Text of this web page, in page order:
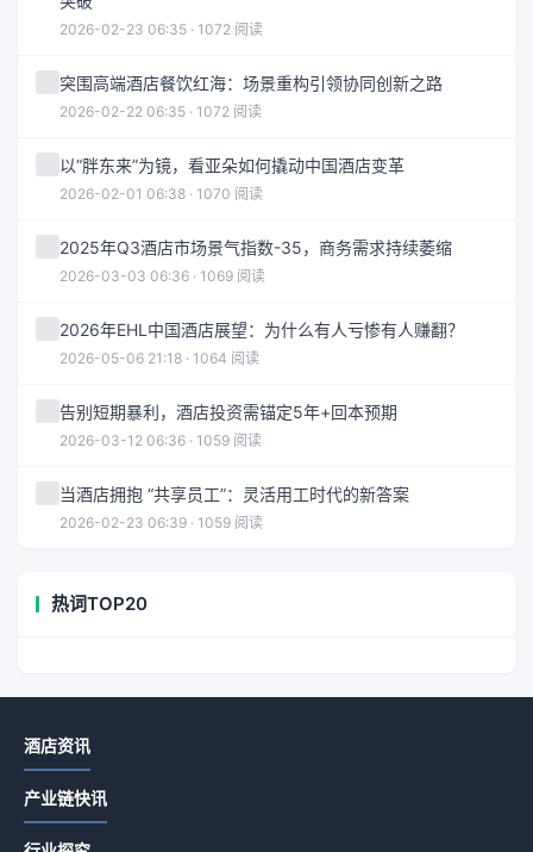
2026-02-23 06:35 · 1072 阅读
突围高端酒店餐饮红海：场景重构引领协同创新之路
2026-02-22 06:35 · 1072 阅读
以“胖东来”为镜，看亚朵如何撬动中国酒店变革
2026-02-01 06:38 · 1070 阅读
2025年Q3酒店市场景气指数-35，商务需求持续萎缩
2026-03-03 06:36 · 1069 阅读
2026年EHL中国酒店展望：为什么有人亏惨有人赚翻？
2026-05-06 21:18 · 1064 阅读
告别短期暴利，酒店投资需锚定5年+回本预期
2026-03-12 06:36 · 1059 阅读
当酒店拥抱 “共享员工”：灵活用工时代的新答案
2026-02-23 06:39 · 1059 阅读
热词TOP20
酒店资讯
产业链快讯